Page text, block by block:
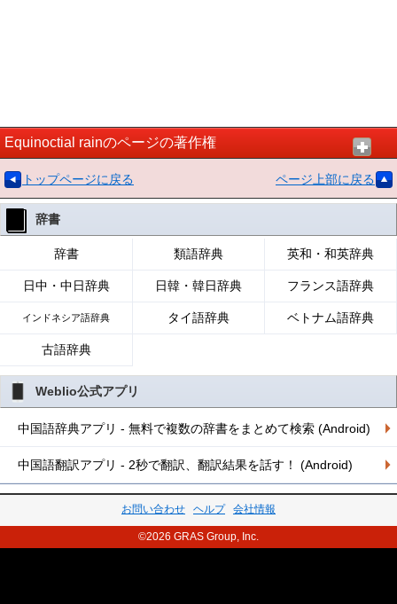
Equinoctial rainのページの著作権
トップページに戻る ページ上部に戻る
辞書
辞書 類語辞典 英和・和英辞典
日中・中日辞典 日韓・韓日辞典 フランス語辞典
インドネシア語辞典 タイ語辞典 ベトナム語辞典
古語辞典
Weblio公式アプリ
中国語辞典アプリ - 無料で複数の辞書をまとめて検索 (Android)
中国語翻訳アプリ - 2秒で翻訳、翻訳結果を話す！ (Android)
お問い合わせ ヘルプ 会社情報
©2026 GRAS Group, Inc.